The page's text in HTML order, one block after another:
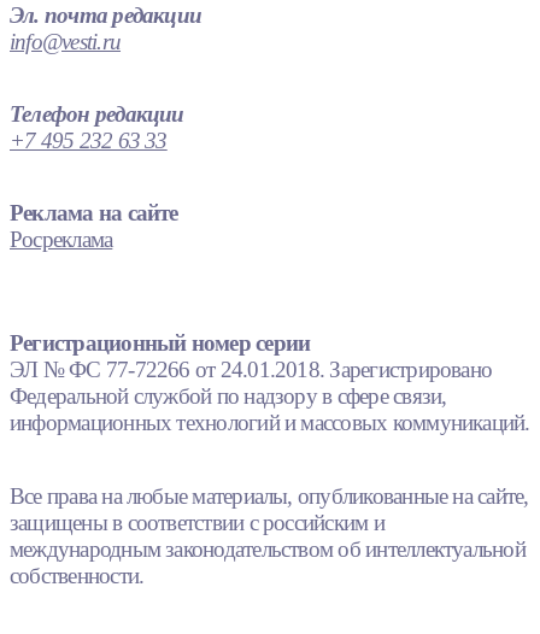
Эл. почта редакции
info@vesti.ru
Телефон редакции
+7 495 232 63 33
Реклама на сайте
Росреклама
Регистрационный номер серии
ЭЛ № ФС 77-72266 от 24.01.2018. Зарегистрировано
Федеральной службой по надзору в сфере связи,
информационных технологий и массовых коммуникаций.
Все права на любые материалы, опубликованные на сайте,
защищены в соответствии с российским и
международным законодательством об интеллектуальной
собственности.